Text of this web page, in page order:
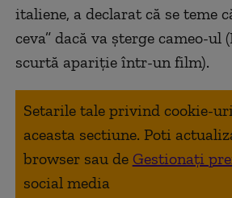
italiene, a declarat că se teme
ceva” dacă va șterge cameo-
scurtă apariție într-un film).
Setarile tale privind cookie-
aceasta sectiune. Poti
browser sau de Gestionați
social media